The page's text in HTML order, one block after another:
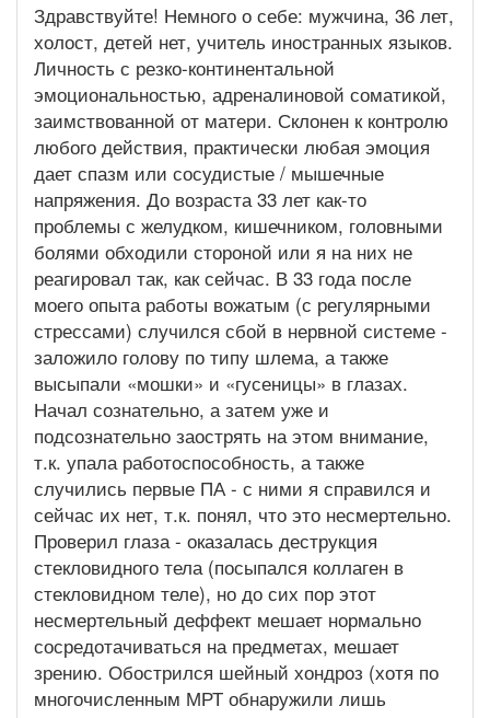
Здравствуйте! Немного о себе: мужчина, 36 лет,
холост, детей нет, учитель иностранных языков.
Личность с резко-континентальной
эмоциональностью, адреналиновой соматикой,
заимствованной от матери. Склонен к контролю
любого действия, практически любая эмоция
дает спазм или сосудистые / мышечные
напряжения. До возраста 33 лет как-то
проблемы с желудком, кишечником, головными
болями обходили стороной или я на них не
реагировал так, как сейчас. В 33 года после
моего опыта работы вожатым (с регулярными
стрессами) случился сбой в нервной системе -
заложило голову по типу шлема, а также
высыпали «мошки» и «гусеницы» в глазах.
Начал сознательно, а затем уже и
подсознательно заострять на этом внимание,
т.к. упала работоспособность, а также
случились первые ПА - с ними я справился и
сейчас их нет, т.к. понял, что это несмертельно.
Проверил глаза - оказалась деструкция
стекловидного тела (посыпался коллаген в
стекловидном теле), но до сих пор этот
несмертельный деффект мешает нормально
сосредотачиваться на предметах, мешает
зрению. Обострился шейный хондроз (хотя по
многочисленным МРТ обнаружили лишь